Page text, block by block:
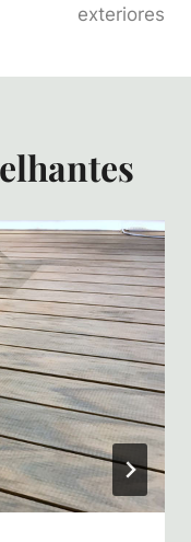
exteriores